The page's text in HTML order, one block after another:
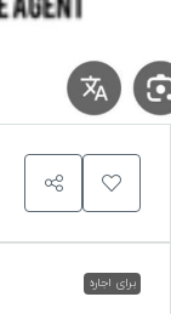
برای اجاره